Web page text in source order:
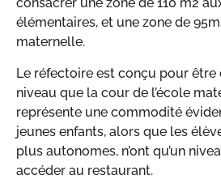
élémentaires, et une zone de
maternelle.
Le réfectoire est conçu pour
niveau que la cour de l’école
représente une commodité
jeunes enfants, alors que les
plus autonomes, n’ont qu’un
accéder au restaurant.